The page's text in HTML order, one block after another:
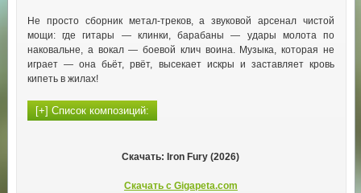
Не просто сборник метал‑треков, а звуковой арсенал чистой
мощи: где гитары — клинки, барабаны — удары молота по
наковальне, а вокал — боевой клич воина. Музыка, которая не
играет — она бьёт, рвёт, высекает искры и заставляет кровь
кипеть в жилах!
Скачать: Iron Fury (2026)
Скачать с Gigapeta.com